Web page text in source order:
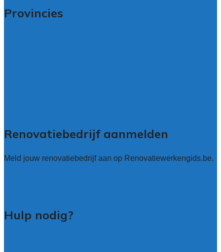
Provincies
Renovatiebedrijf aanmelden
Meld jouw renovatiebedrijf aan op Renovatiewerkengids.be.
Hulp nodig?